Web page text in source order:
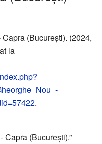
(București). (2024,
la
.
Capra (București).”